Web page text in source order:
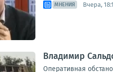
МНЕНИЯ Вчера,
Владимир
Оперативная